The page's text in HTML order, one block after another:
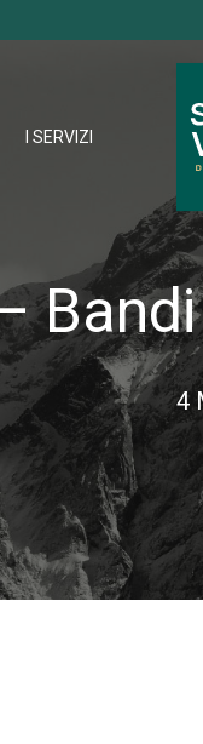
I SERVIZI
4